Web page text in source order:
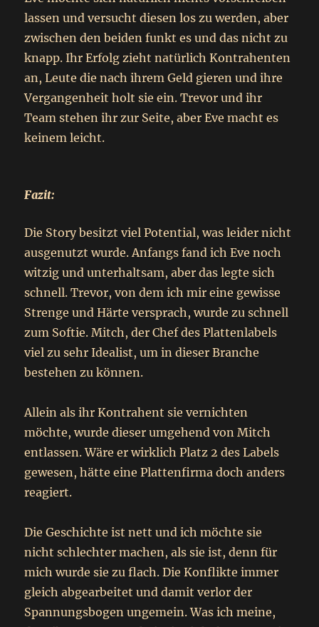
lassen und versucht diesen los zu werden, aber
zwischen den beiden funkt es und das nicht zu
knapp. Ihr Erfolg zieht natürlich Kontrahenten
an, Leute die nach ihrem Geld gieren und ihre
Vergangenheit holt sie ein. Trevor und ihr
Team stehen ihr zur Seite, aber Eve macht es
keinem leicht.
Fazit:
Die Story besitzt viel Potential, was leider nicht
ausgenutzt wurde. Anfangs fand ich Eve noch
witzig und unterhaltsam, aber das legte sich
schnell. Trevor, von dem ich mir eine gewisse
Strenge und Härte versprach, wurde zu schnell
zum Softie. Mitch, der Chef des Plattenlabels
viel zu sehr Idealist, um in dieser Branche
bestehen zu können.
Allein als ihr Kontrahent sie vernichten
möchte, wurde dieser umgehend von Mitch
entlassen. Wäre er wirklich Platz 2 des Labels
gewesen, hätte eine Plattenfirma doch anders
reagiert.
Die Geschichte ist nett und ich möchte sie
nicht schlechter machen, als sie ist, denn für
mich wurde sie zu flach. Die Konflikte immer
gleich abgearbeitet und damit verlor der
Spannungsbogen ungemein. Was ich meine,